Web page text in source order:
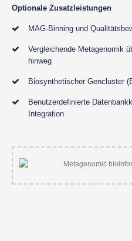
Optionale Zusatzleistungen
MAG-Binning und
Vergleichende Metagenomik
hinweg
Biosynthetischer Gencluster
Benutzerdefinierte
Integration